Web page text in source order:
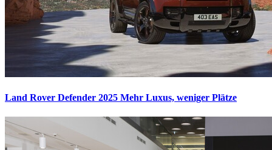
Land Rover Defender 2025 Mehr Luxus, weniger Plätze